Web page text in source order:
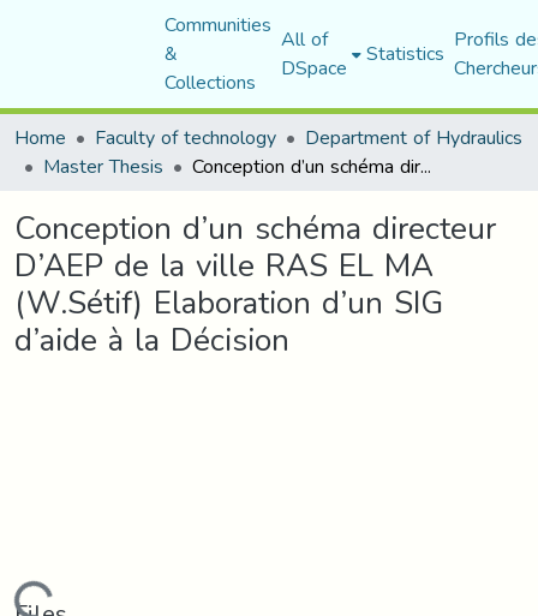
Communities
&
Collections
All of
DSpace Statistics Profils
Home
Faculty of technology Department of Hydraulics
Master Thesis Conception d’un schéma directeur D’AEP de la ville RAS EL MA (W.Sétif) Elaboration d’un SIG d’aide à la Décision
Conception d’un schéma directeur
D’AEP de la ville RAS EL MA
(W.Sétif) Elaboration d’un SIG
d’aide à la Décision